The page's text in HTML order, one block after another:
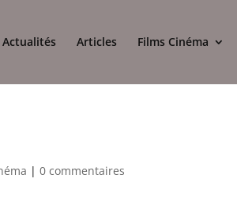
Actualités Articles Films Cinéma
|0 commentaires